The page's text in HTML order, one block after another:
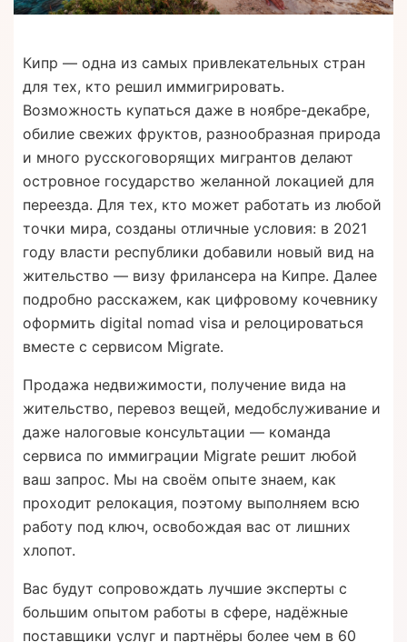
Кипр — одна из самых привлекательных стран
для тех, кто решил иммигрировать.
Возможность купаться даже в ноябре-декабре,
обилие свежих фруктов, разнообразная природа
и много русскоговорящих мигрантов делают
островное государство желанной локацией для
переезда. Для тех, кто может работать из любой
точки мира, созданы отличные условия: в 2021
году власти республики добавили новый вид на
жительство — визу фрилансера на Кипре. Далее
подробно расскажем, как цифровому кочевнику
оформить digital nomad visa и релоцироваться
вместе с сервисом Migrate.
Продажа недвижимости, получение вида на
жительство, перевоз вещей, медобслуживание и
даже налоговые консультации — команда
сервиса по иммиграции Migrate решит любой
ваш запрос. Мы на своём опыте знаем, как
проходит релокация, поэтому выполняем всю
работу под ключ, освобождая вас от лишних
хлопот.
Вас будут сопровождать лучшие эксперты с
большим опытом работы в сфере, надёжные
поставщики услуг и партнёры более чем в 60